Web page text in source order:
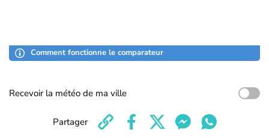
Comment fonctionne le comparateur
Recevoir la météo de ma ville
Partager